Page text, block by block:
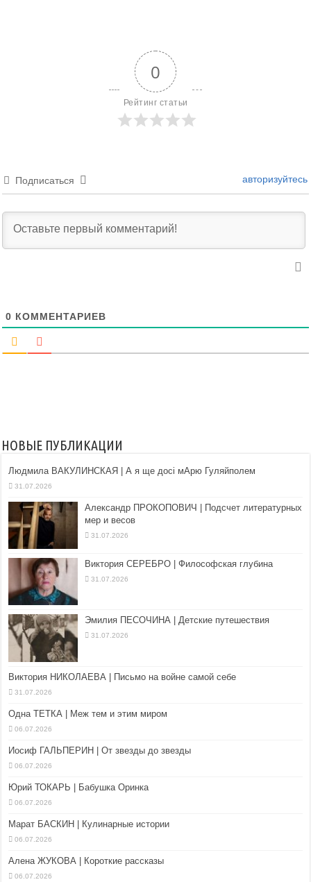
0
Рейтинг статьи
Подписаться авторизуйтесь
0 КОММЕНТАРИЕВ
НОВЫЕ ПУБЛИКАЦИИ
Людмила ВАКУЛИНСКАЯ | А я ще досі мАрю Гуляйполем
31.07.2026
Александр ПРОКОПОВИЧ | Подсчет литературных
мер и весов
31.07.2026
Виктория СЕРЕБРО | Философская глубина
31.07.2026
Эмилия ПЕСОЧИНА | Детские путешествия
31.07.2026
Виктория НИКОЛАЕВА | Письмо на войне самой себе
31.07.2026
Одна ТЕТКА | Меж тем и этим миром
06.07.2026
Иосиф ГАЛЬПЕРИН | От звезды до звезды
06.07.2026
Юрий ТОКАРЬ | Бабушка Оринка
06.07.2026
Марат БАСКИН | Кулинарные истории
06.07.2026
Алена ЖУКОВА | Короткие рассказы
06.07.2026